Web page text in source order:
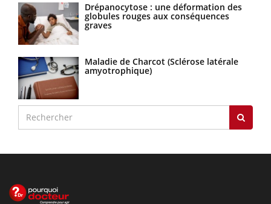
Drépanocytose : une déformation des
globules rouges aux conséquences
graves
Maladie de Charcot (Sclérose latérale
amyotrophique)